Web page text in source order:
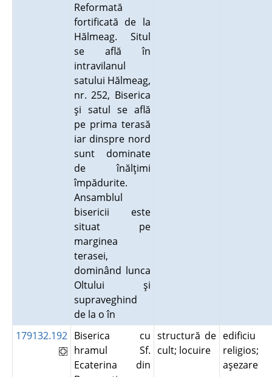
Reformată
fortificată de la
Hălmeag. Situl
se află în
intravilanul
satului Hălmeag,
nr. 252, Biserica
şi satul se află
pe prima terasă
iar dinspre nord
sunt dominate
de înălţimi
împădurite.
Ansamblul
bisericii este
situat pe
marginea
terasei,
dominând lunca
Oltului şi
supraveghind
de la o în
179132.192 Biserica cu
hramul Sf.
Ecaterina din
structură de
cult; locuire
edificiu
religios;
aşezare